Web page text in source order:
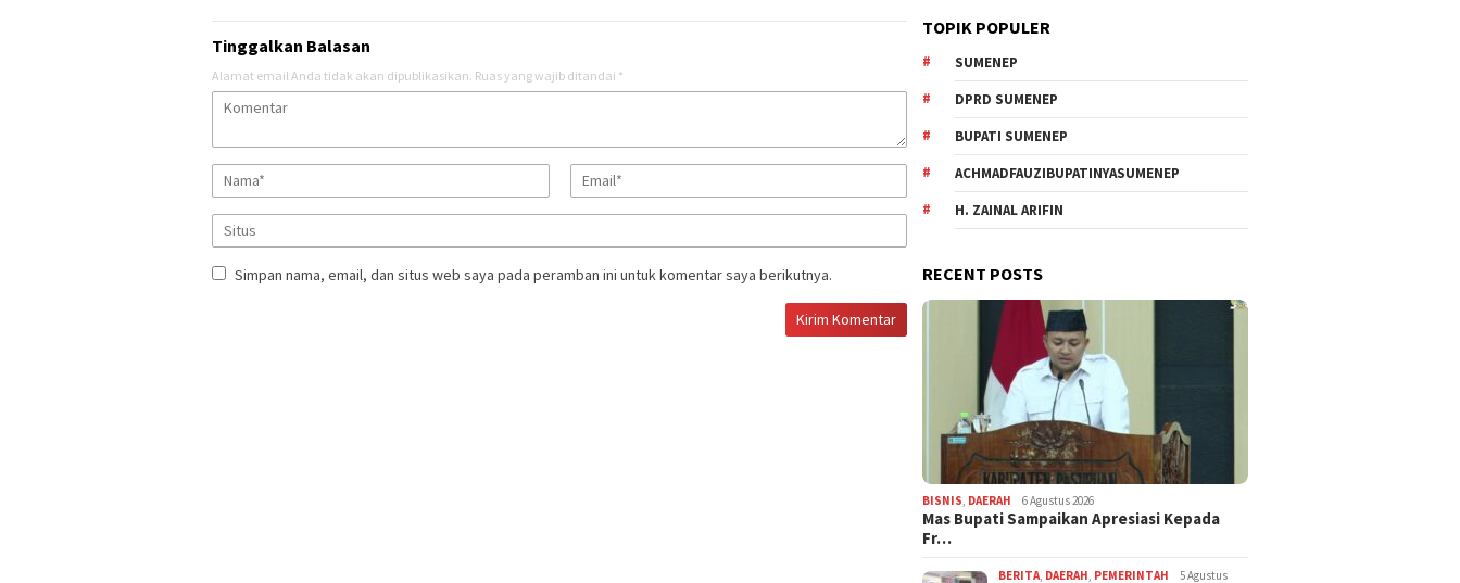
Tinggalkan Balasan
Alamat email Anda tidak akan dipublikasikan. Ruas yang wajib ditandai *
Simpan nama, email, dan situs web saya pada peramban ini untuk komentar saya berikutnya.
TOPIK POPULER
SUMENEP
DPRD SUMENEP
BUPATI SUMENEP
ACHMADFAUZIBUPATINYASUMENEP
H. ZAINAL ARIFIN
RECENT POSTS
BISNIS, DAERAH 6 Agustus 2026
Mas Bupati Sampaikan Apresiasi Kepada
Fr…
BERITA, DAERAH, PEMERINTAH 5 Agustus